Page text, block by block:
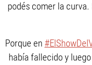
podés comer la
Porque en
había fallecido y